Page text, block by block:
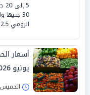
الرومي 12.5جنيه، والخيار والكوسة 10 إلي 16 جنيها وا
يونيو 2026
الخميس 18/يونيو/2026 - 08:00 ص